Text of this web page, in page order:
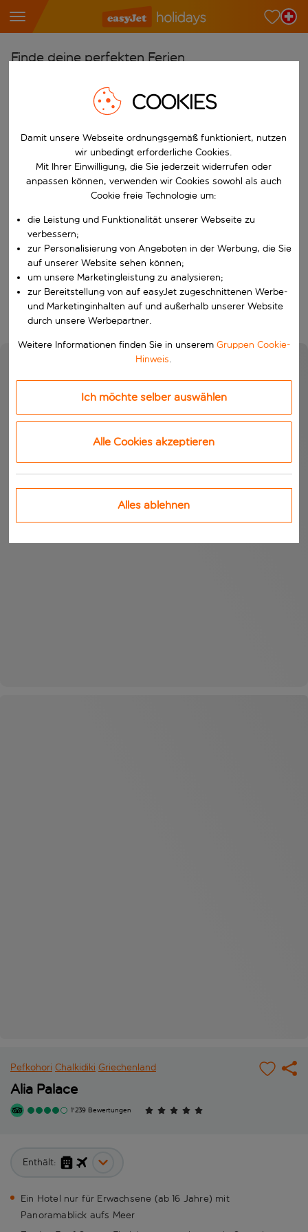
Finde deine perfekten Ferien
Wähle deine Flughäfen
Beginne mit der Eingabe für die automatische
Reiseziele finden
Nach
W&auml;hle ein Ab- und R&uuml;ckflugdatum aus.
Wähle deine Reisedaten
Wann
Wer
Suchen
Pefkohori Chalkidiki Griechenland
Alia Palace
1'239 Bewertungen
Enthält:
Ein Hotel nur für Erwachsene (ab 16 Jahre) mit
Panoramablick aufs Meer
COOKIES
Damit unsere Webseite ordnungsgemäß funktioniert, nutzen
wir unbedingt erforderliche Cookies.
Mit Ihrer Einwilligung, die Sie jederzeit widerrufen oder
anpassen können, verwenden wir Cookies sowohl als auch
Cookie freie Technologie um:
die Leistung und Funktionalität unserer Webseite zu
verbessern;
zur Personalisierung von Angeboten in der Werbung, die Sie
auf unserer Website sehen können;
um unsere Marketingleistung zu analysieren;
zur Bereitstellung von auf easyJet zugeschnittenen Werbe-
und Marketinginhalten auf und außerhalb unserer Website
durch unsere Werbepartner.
Weitere Informationen finden Sie in unserem Gruppen Cookie-
Hinweis.
Ich möchte selber auswählen
Alle Cookies akzeptieren
Alles ablehnen